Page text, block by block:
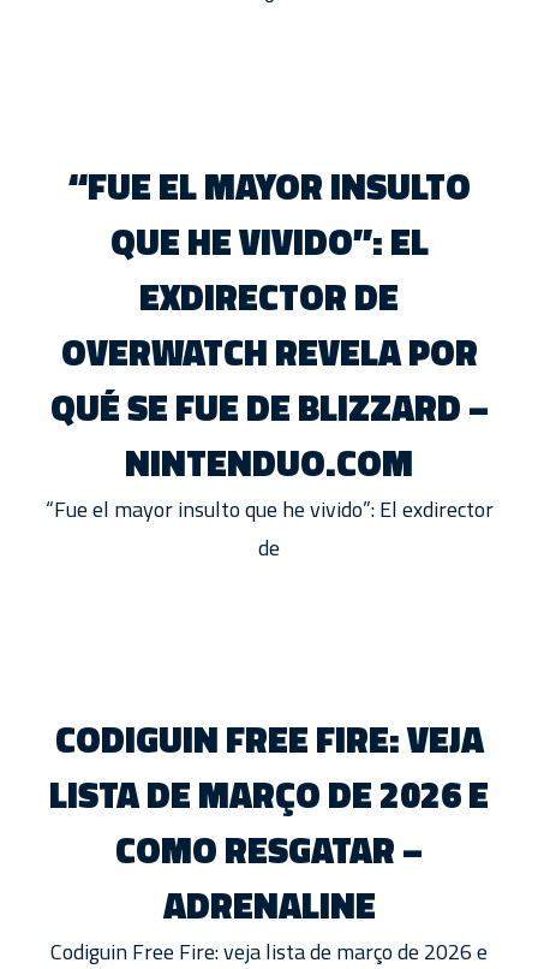
“FUE EL MAYOR INSULTO
QUE HE VIVIDO”: EL
EXDIRECTOR DE
OVERWATCH REVELA POR
QUÉ SE FUE DE BLIZZARD –
NINTENDUO.COM
“Fue el mayor insulto que he vivido”: El exdirector
de
CODIGUIN FREE FIRE: VEJA
LISTA DE MARÇO DE 2026 E
COMO RESGATAR –
ADRENALINE
Codiguin Free Fire: veja lista de março de 2026 e